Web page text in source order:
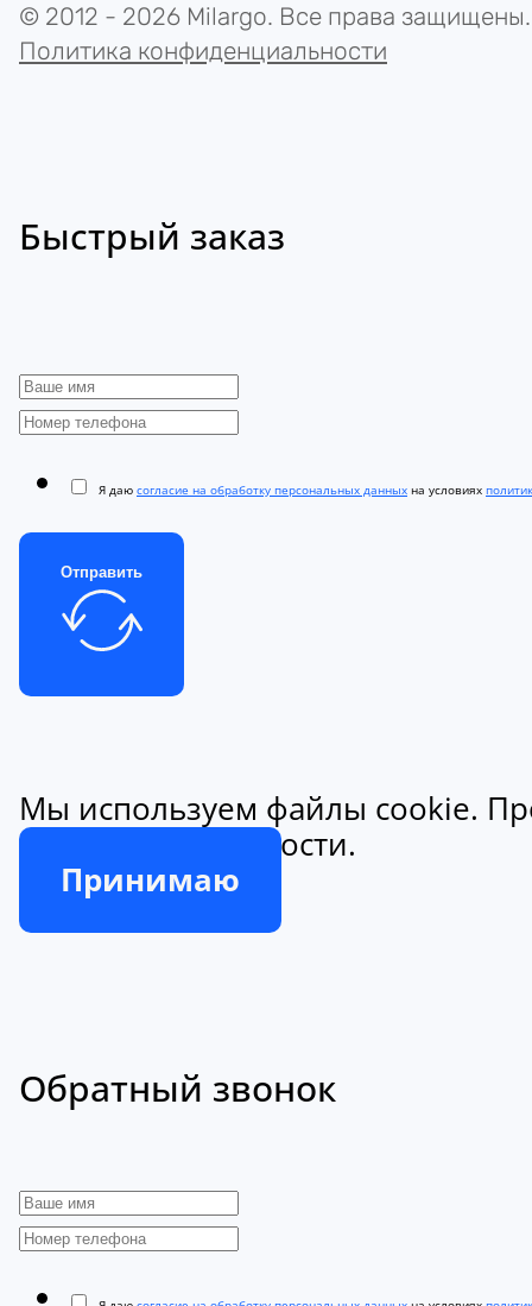
© 2012 - 2026 Milargo. Все права защищены.
Политика конфиденциальности
Быстрый заказ
Я даю согласие на обработку персональных данных на условиях
Отправить
Мы используем файлы cookie.
конфиденциальности.
Принимаю
Обратный звонок